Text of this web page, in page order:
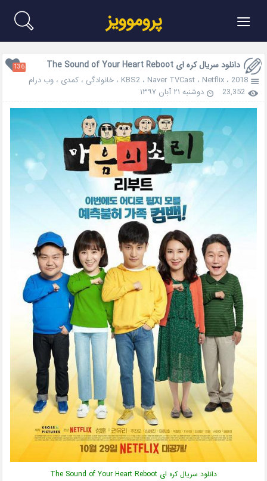
≡ پروموویز
دانلود سریال کره ای The Sound of Your Heart Reboot 136
2018 ، KBS2، Naver TVCast، Netflix ،خانوادگی ،کمدی ،وب درام
23,352
دوشنبه ۲۱ آبان ۱۳۹۷
دانلود سریال کره ای The Sound of Your Heart Reboot